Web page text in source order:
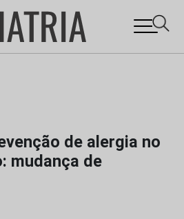
de alergia no
mudança de